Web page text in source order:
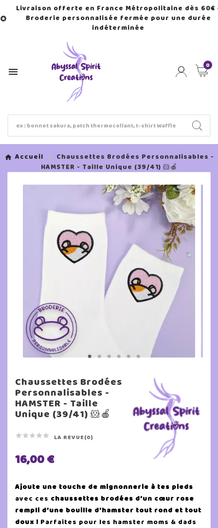

Livraison offerte en France Métropolitaine dès 60€
Broderie personnalisée fermée pour une durée
indéterminée

0
Accueil
Chaussettes Brodées Personnalisables -
HAMSTER - Taille Unique (39/41) 🐹🍎
Chaussettes Brodées
Personnalisables -
HAMSTER - Taille
Unique (39/41) 🐹🍎
     LA REVUE(0)
16,00 €
Ajoute une touche de mignonnerie à tes pieds
avec ces chaussettes brodées d’un cœur rose
rempli d’une bouille d’hamster tout rond et tout
doux ! Parfaites pour les hamster moms & dads